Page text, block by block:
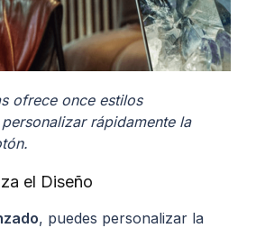
ofrece once estilos
rápidamente la
el Diseño
, puedes personalizar la